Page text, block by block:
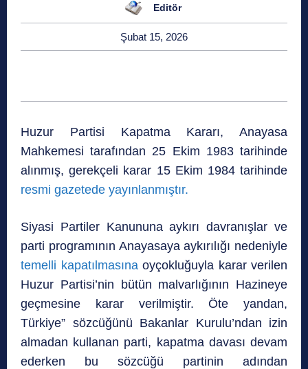
Editör
Şubat 15, 2026
Huzur Partisi Kapatma Kararı, Anayasa
Mahkemesi tarafından 25 Ekim 1983 tarihinde
alınmış, gerekçeli karar 15 Ekim 1984 tarihinde
resmi gazetede yayınlanmıştır.
Siyasi Partiler Kanununa aykırı davranışlar ve
parti programının Anayasaya aykırılığı nedeniyle
temelli kapatılmasınaoyçokluğuyla karar verilen
Huzur Partisi’nin bütün malvarlığının Hazineye
geçmesine karar verilmiştir. Öte yandan,
Türkiye” sözcüğünü Bakanlar Kurulu’ndan izin
almadan kullanan parti, kapatma davası devam
ederken bu sözcüğü partinin adından